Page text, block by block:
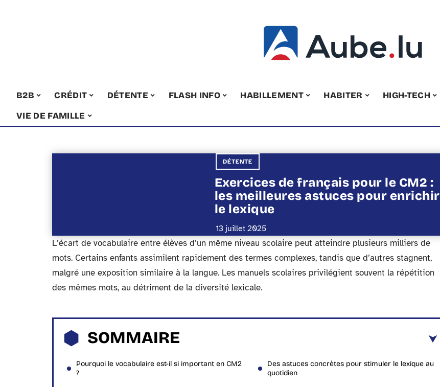
B2B CRÉDIT DÉTENTE FLASH INFO HABILLEMENT HABITER HIGH-TECH
VIE DE FAMILLE
DÉTENTE
Exercices de français pour le CM2 :
les meilleures astuces pour enrichir
le lexique
13 juillet 2025
L’écart de vocabulaire entre élèves d’un même niveau scolaire peut atteindre plusieurs milliers de
mots. Certains enfants assimilent rapidement des termes complexes, tandis que d’autres stagnent,
malgré une exposition similaire à la langue. Les manuels scolaires privilégient souvent la répétition
des mêmes mots, au détriment de la diversité lexicale.
SOMMAIRE
Pourquoi le vocabulaire est-il si important en CM2
?
Des astuces concrètes pour stimuler le lexique au
quotidien